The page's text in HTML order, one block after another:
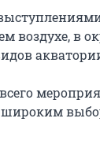
воздухе, в
широким